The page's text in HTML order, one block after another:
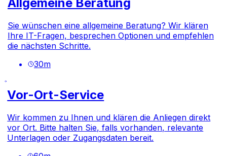
Sie wünschen eine allgemeine Beratung? Wir klären
Ihre IT-Fragen, besprechen Optionen und empfehlen
die nächsten Schritte.
30m
Vor-Ort-Service
Wir kommen zu Ihnen und klären die Anliegen direkt
vor Ort. Bitte halten Sie, falls vorhanden, relevante
Unterlagen oder Zugangsdaten bereit.